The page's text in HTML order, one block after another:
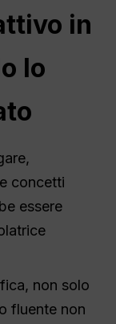
in
lo
concetti
essere
non solo
fluente non